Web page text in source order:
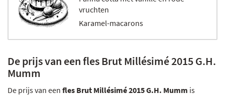
vruchten
Karamel-macarons
De prijs van een fles Brut Millésimé 2015 G.H.
Mumm
De prijs van een fles Brut Millésimé 2015 G.H. Mumm is